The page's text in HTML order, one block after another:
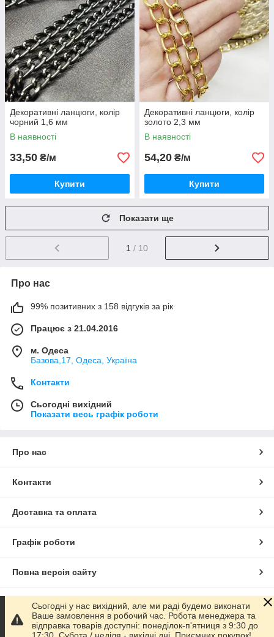
Декоративні ланцюги, колір
чорний 1,6 мм
В наявності
33,50 ₴/м
Купити
Декоративні ланцюги, колір
золото 2,3 мм
В наявності
54,20 ₴/м
Купити
Показати ще
1 / 10
Про нас
99% позитивних з 158 відгуків за рік
Працює з 21.04.2016
м. Одеса
Базова,17, Одеса, Україна
Контакти
Сьогодні вихідний
Показати весь графік роботи
Про нас
Контакти
Доставка та оплата
Графік роботи
Повна версія сайту
Сайт створено на маркетплейсіProm.ua
Політика конфіденційності
Сьогодні у нас вихідний, але ми раді будемо виконати
Ваше замовлення в робочий час. Робота менеджера та
відправка товарів доступні: понеділок-п'ятниця з 9:30 до